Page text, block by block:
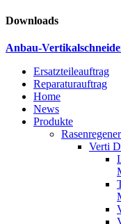
Downloads
Anbau-
Ersatzteileauftrag
Reparaturauftrag
Home
News
Produkte
Verti